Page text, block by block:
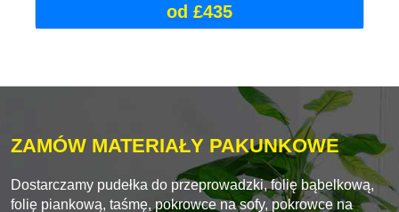
od £435
ZAMÓW MATERIAŁY PAKUNKOWE
Dostarczamy pudełka do przeprowadzki, folię bąbelkową,
folię piankową, taśmę, pokrowce na sofy, pokrowce na